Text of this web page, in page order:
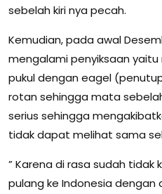
sebelah kiri nya pecah.
Kemudian, pada awal
mengalami penyiksaan
pukul dengan eagel
rotan sehingga mata
serius sehingga
tidak dapat melihat sama
” Karena di rasa sudah
pulang ke Indonesia